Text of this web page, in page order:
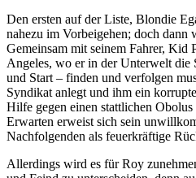
Den ersten auf der Liste, Blondie
nahezu im Vorbeigehen; doch
Gemeinsam mit seinem Fahrer, Kid
Angeles, wo er in der Unterwelt die
und Start – finden und verfolgen
Syndikat anlegt und ihm ein
Hilfe gegen einen stattlichen
Erwarten erweist sich sein
Nachfolgenden als feuerkräftige
Allerdings wird es für Roy